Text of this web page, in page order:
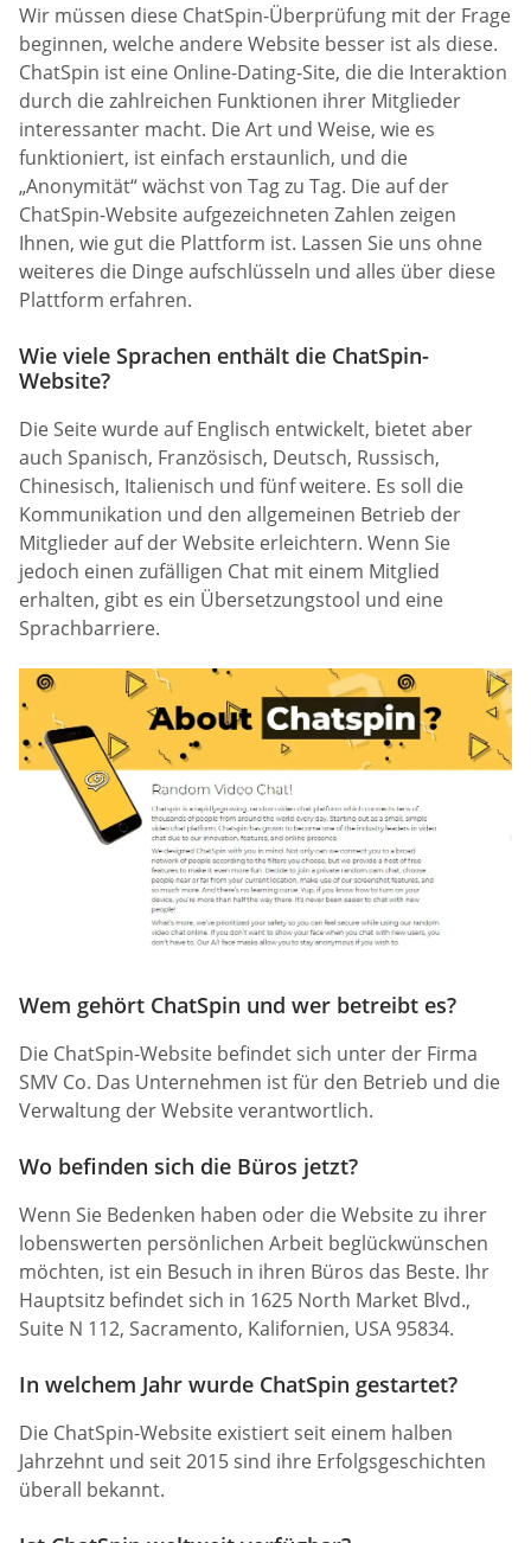
Wir müssen diese ChatSpin-Überprüfung mit der Frage
beginnen, welche andere Website besser ist als diese.
ChatSpin ist eine Online-Dating-Site, die die Interaktion
durch die zahlreichen Funktionen ihrer Mitglieder
interessanter macht. Die Art und Weise, wie es
funktioniert, ist einfach erstaunlich, und die
„Anonymität“ wächst von Tag zu Tag. Die auf der
ChatSpin-Website aufgezeichneten Zahlen zeigen
Ihnen, wie gut die Plattform ist. Lassen Sie uns ohne
weiteres die Dinge aufschlüsseln und alles über diese
Plattform erfahren.
Wie viele Sprachen enthält die ChatSpin-
Website?
Die Seite wurde auf Englisch entwickelt, bietet aber
auch Spanisch, Französisch, Deutsch, Russisch,
Chinesisch, Italienisch und fünf weitere. Es soll die
Kommunikation und den allgemeinen Betrieb der
Mitglieder auf der Website erleichtern. Wenn Sie
jedoch einen zufälligen Chat mit einem Mitglied
erhalten, gibt es ein Übersetzungstool und eine
Sprachbarriere.
Wem gehört ChatSpin und wer betreibt es?
Die ChatSpin-Website befindet sich unter der Firma
SMV Co. Das Unternehmen ist für den Betrieb und die
Verwaltung der Website verantwortlich.
Wo befinden sich die Büros jetzt?
Wenn Sie Bedenken haben oder die Website zu ihrer
lobenswerten persönlichen Arbeit beglückwünschen
möchten, ist ein Besuch in ihren Büros das Beste. Ihr
Hauptsitz befindet sich in 1625 North Market Blvd.,
Suite N 112, Sacramento, Kalifornien, USA 95834.
In welchem Jahr wurde ChatSpin gestartet?
Die ChatSpin-Website existiert seit einem halben
Jahrzehnt und seit 2015 sind ihre Erfolgsgeschichten
überall bekannt.